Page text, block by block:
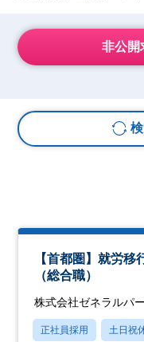
非公開
【首都圏】就労
（総合職）
株式会社ゼネラルパ
正社員採用 土日祝